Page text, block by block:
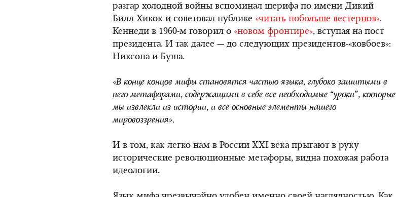
разгар холодной войны вспоминал шерифа по имени Дикий
Билл Хикок и советовал публике «читать побольше вестернов».
Кеннеди в 1960-м говорил о «новом фронтире», вступая на пост
президента. И так далее — до следующих президентов-«ковбоев»:
Никсона и Буша.
«В конце концов мифы становятся частью языка, глубоко зашитыми в
него метафорами, содержащими в себе все необходимые “уроки”, которые
мы извлекли из истории, и все основные элементы нашего
мировоззрения».
И в том, как легко нам в России XXI века прыгают в руку
исторические революционные метафоры, видна похожая работа
идеологии.